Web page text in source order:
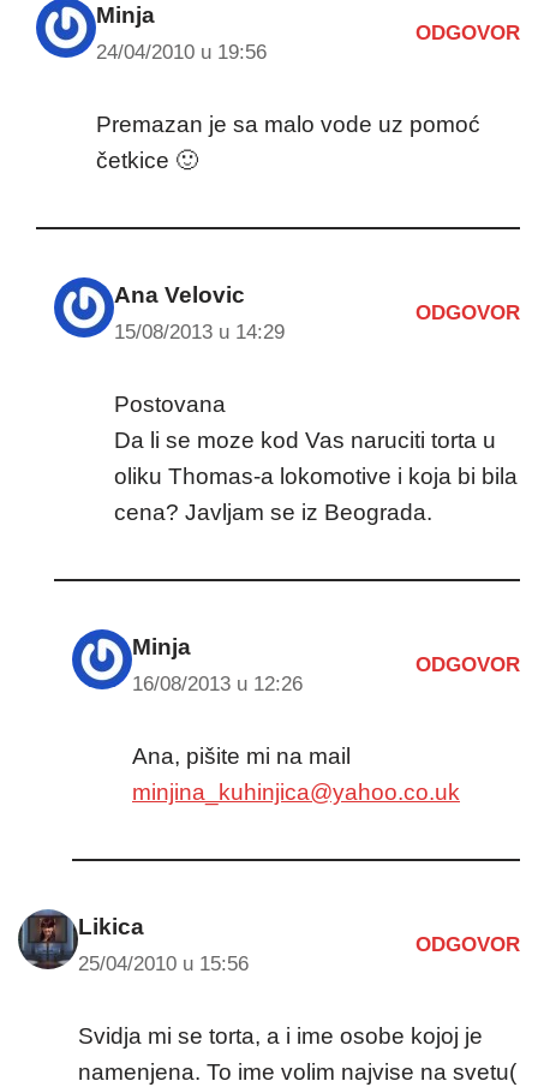
Minja
24/04/2010 u 19:56
ODGOVOR
Premazan je sa malo vode uz pomoć
četkice 🙂
Ana Velovic
15/08/2013 u 14:29
ODGOVOR
Postovana
Da li se moze kod Vas naruciti torta u
oliku Thomas-a lokomotive i koja bi bila
cena? Javljam se iz Beograda.
Minja
16/08/2013 u 12:26
ODGOVOR
Ana, pišite mi na mail
minjina_kuhinjica@yahoo.co.uk
Likica
25/04/2010 u 15:56
ODGOVOR
Svidja mi se torta, a i ime osobe kojoj je
namenjena. To ime volim najvise na svetu(